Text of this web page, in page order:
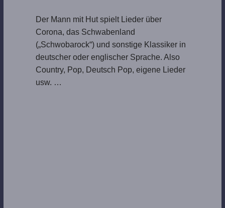
Der Mann mit Hut spielt Lieder über
Corona, das Schwabenland
(„Schwobarock“) und sonstige Klassiker in
deutscher oder englischer Sprache. Also
Country, Pop, Deutsch Pop, eigene Lieder
usw. …